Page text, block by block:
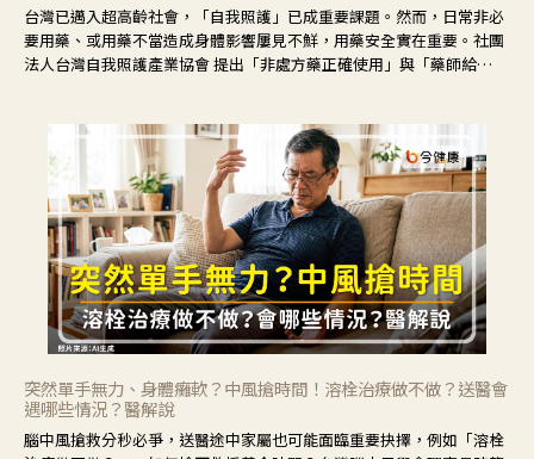
台灣已邁入超高齡社會，「自我照護」已成重要課題。然而，日常非必
要用藥、或用藥不當造成身體影響屢見不鮮，用藥安全實在重要。社團
法人台灣自我照護產業協會 提出「非處方藥正確使用」與「藥師給
突然單手無力、身體癱軟？中風搶時間！溶栓治療做不做？送醫會
遇哪些情況？醫解說
腦中風搶救分秒必爭，送醫途中家屬也可能面臨重要抉擇，例如「溶栓